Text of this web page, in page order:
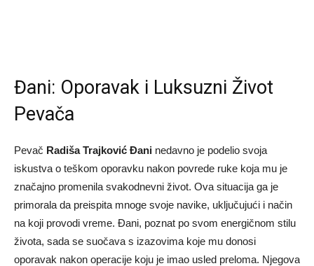
Đani: Oporavak i Luksuzni Život
Pevača
Pevač Radiša Trajković Đani nedavno je podelio svoja
iskustva o teškom oporavku nakon povrede ruke koja mu je
značajno promenila svakodnevni život. Ova situacija ga je
primorala da preispita mnoge svoje navike, uključujući i način
na koji provodi vreme. Đani, poznat po svom energičnom stilu
života, sada se suočava s izazovima koje mu donosi
oporavak nakon operacije koju je imao usled preloma. Njegova